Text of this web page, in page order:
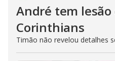
André tem
Corinthians
Timão não revelou detalhes